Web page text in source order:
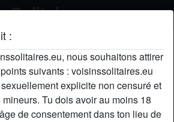
:
nous souhaitons attirer
suivants : voisinssolitaires.eu
explicite non censuré et
Tu dois avoir au moins 18
de consentement dans ton lieu de
profil